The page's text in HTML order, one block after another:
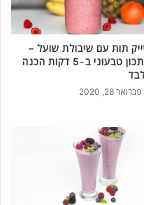
תות עם שיבולת שועל –
מתכון טבעוני ב-5 דקות הכנה
פברואר 28, 2020